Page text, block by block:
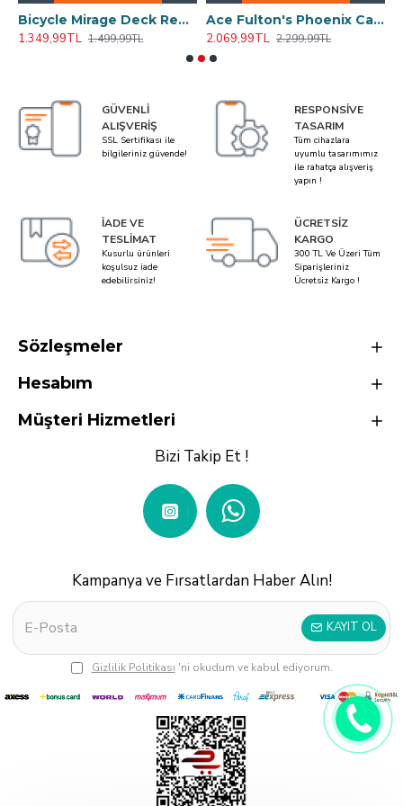
Bicycle Mirage Deck Red Kırmızı Premium Oyun Kağıdı iskambil Kartları ilüzyon Destesi
1.349,99TL 1.499,99TL
Ace Fulton's Phoenix Casino Red Oyun Kağıdı Limited Edition Koleksiyonluk iskambil Kartları Destesi
2.069,99TL 2.299,99TL
GÜVENLI
ALIŞVERIŞ
SSL Sertifikası ile
bilgileriniz güvende!
RESPONSIVE
TASARIM
Tüm cihazlara
uyumlu tasarımımız
ile rahatça alışveriş
yapın !
İADE VE
TESLIMAT
Kusurlu ürünleri
koşulsuz iade
edebilirsiniz!
ÜCRETSIZ
KARGO
300 TL Ve Üzeri Tüm
Siparişleriniz
Ücretsiz Kargo !
Sözleşmeler
Hesabım
Müşteri Hizmetleri
Bizi Takip Et !
Kampanya ve Fırsatlardan Haber Alın!
KAYIT OL
Gizlilik Politikası 'ni okudum ve kabul ediyorum.